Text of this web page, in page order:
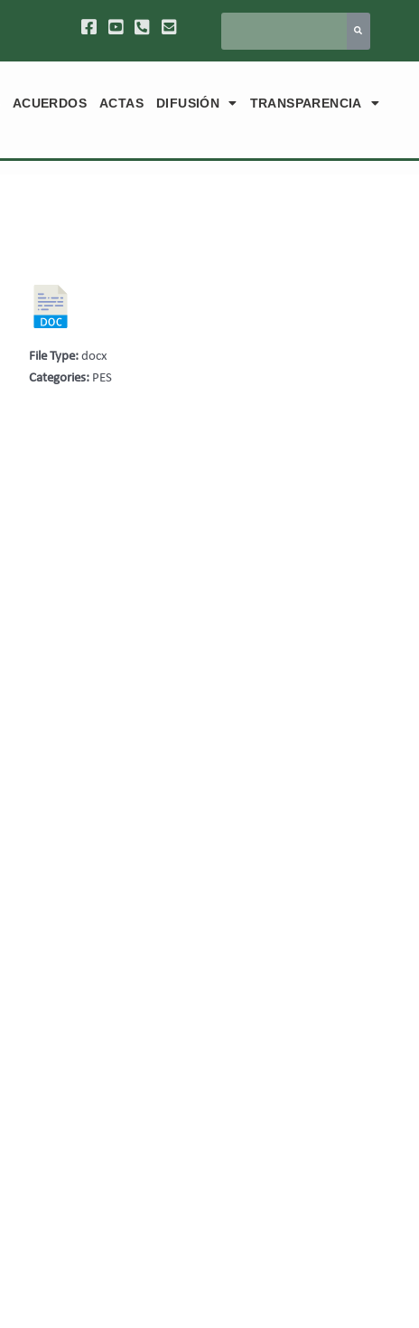
ACUERDOS ACTAS DIFUSIÓN TRANSPARENCIA
File Type:docx
Categories: PES